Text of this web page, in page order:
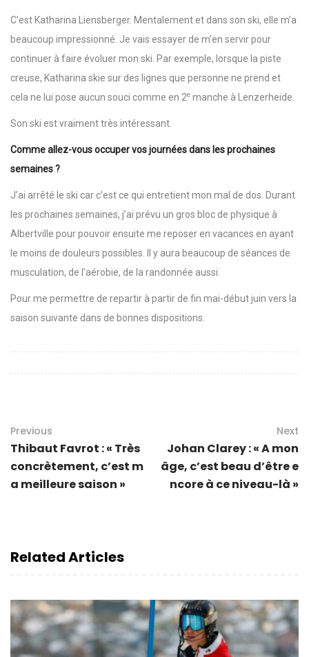
C’est Katharina Liensberger. Mentalement et dans son ski, elle m’a
beaucoup impressionné. Je vais essayer de m’en servir pour
continuer à faire évoluer mon ski. Par exemple, lorsque la piste
creuse, Katharina skie sur des lignes que personne ne prend et
cela ne lui pose aucun souci comme en 2e manche à Lenzerheide.
Son ski est vraiment très intéressant.
Comme allez-vous occuper vos journées dans les prochaines
semaines ?
J’ai arrêté le ski car c’est ce qui entretient mon mal de dos. Durant
les prochaines semaines, j’ai prévu un gros bloc de physique à
Albertville pour pouvoir ensuite me reposer en vacances en ayant
le moins de douleurs possibles. Il y aura beaucoup de séances de
musculation, de l’aérobie, de la randonnée aussi.
Pour me permettre de repartir à partir de fin mai-début juin vers la
saison suivante dans de bonnes dispositions.
Previous
Thibaut Favrot : « Très
concrètement, c’est m
a meilleure saison »
Next
Johan Clarey : « A mon
âge, c’est beau d’être e
ncore à ce niveau-là »
Related Articles